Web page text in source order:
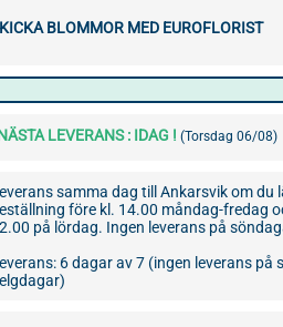
BLOMMOR MED EUROFLORIST
LEVERANS : IDAG ! (Torsdag 06/08)
samma dag till Ankarsvik om du
före kl. 14.00 måndag-fredag
på lördag. Ingen leverans på
6 dagar av 7 (ingen leverans på